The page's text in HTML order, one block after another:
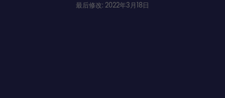
最后修改: 2022年3月18日